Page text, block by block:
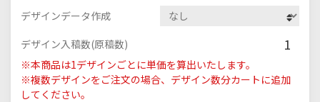
デザインデータ作成
デザイン入稿数(原稿数) 1
※本商品は1デザインごとに単価を算出いたします。
※複数デザインをご注文の場合、デザイン数分カートに追加
してください。